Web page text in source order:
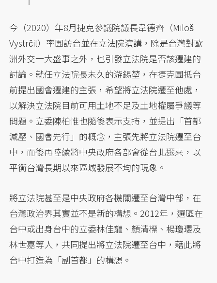
今（2020）年8月捷克參議院議長韋德齊（Miloš
Vystrčil）率團訪台並在立法院演講，除是台灣對歐
洲外交一大盛事之外，也引發立法院是否該遷建的
討論。就任立法院長未久的游錫堃，在捷克團抵台
前提出國會遷建的主張，希望將立法院遷至他處，
以解決立法院目前可用土地不足及土地權屬爭議等
問題。立委陳柏惟也隨後表示支持，並提出「首都
減壓、國會先行」的概念，主張先將立法院遷至台
中，而後再陸續將中央政府各部會從台北遷來，以
平衡台灣長期以來區域發展不均的現象。
將立法院甚至是中央政府各機關遷至台灣中部，在
台灣政治界其實並不是新的構想。2012年，選區在
台中或出身台中的立委林佳龍、顏清標、楊瓊瓔及
林世嘉等人，共同提出將立法院遷至台中，藉此將
台中打造為「副首都」的構想。